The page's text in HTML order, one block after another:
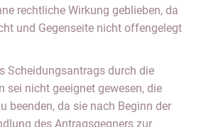
rechtliche Wirkung geblieben, da
und Gegenseite nicht offengelegt
Scheidungsantrags durch die
sei nicht geeignet gewesen, die
beenden, da sie nach Beginn der
des Antragsgegners zur